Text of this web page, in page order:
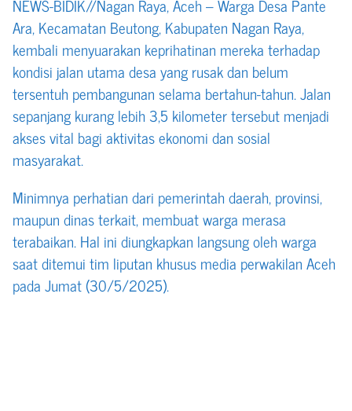
Ara, Kecamatan Beutong, Kabupaten Nagan Raya,
kembali menyuarakan keprihatinan mereka terhadap
kondisi jalan utama desa yang rusak dan belum
tersentuh pembangunan selama bertahun-tahun. Jalan
sepanjang kurang lebih 3,5 kilometer tersebut menjadi
akses vital bagi aktivitas ekonomi dan sosial
masyarakat.
Minimnya perhatian dari pemerintah daerah, provinsi,
maupun dinas terkait, membuat warga merasa
terabaikan. Hal ini diungkapkan langsung oleh warga
saat ditemui tim liputan khusus media perwakilan Aceh
pada Jumat (30/5/2025).